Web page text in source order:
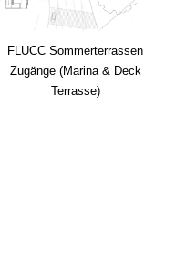
FLUCC Sommerterrassen
Zugänge (Marina & Deck
Terrasse)